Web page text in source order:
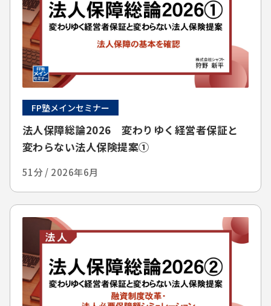
FP塾メインセミナー
法人保障総論2026 変わりゆく経営者保証と
変わらない法人保険提案①
51分 / 2026年6月